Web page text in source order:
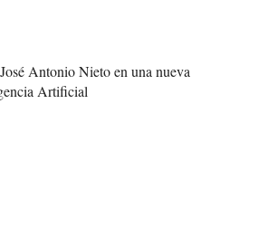
Antonio Nieto en una nueva
Artificial